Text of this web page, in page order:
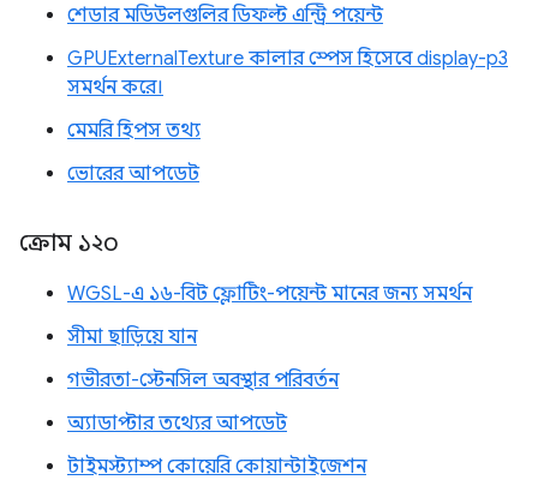
শেডার মডিউলগুলির ডিফল্ট এন্ট্রি পয়েন্ট
GPUExternalTexture কালার স্পেস হিসেবে display-p3
সমর্থন করে।
মেমরি হিপস তথ্য
ভোরের আপডেট
ক্রোম ১২০
WGSL-এ ১৬-বিট ফ্লোটিং-পয়েন্ট মানের জন্য সমর্থন
সীমা ছাড়িয়ে যান
গভীরতা-স্টেনসিল অবস্থার পরিবর্তন
অ্যাডাপ্টার তথ্যের আপডেট
টাইমস্ট্যাম্প কোয়েরি কোয়ান্টাইজেশন